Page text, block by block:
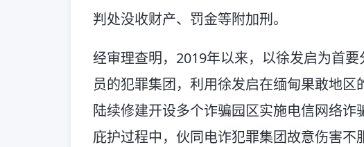
判处没收财产、罚金等附加刑。
经审理查明，2019年以来，以徐发启为首
员的犯罪集团，利用徐发启在缅甸果敢地区
陆续修建开设多个诈骗园区实施电信网络
庇护过程中，伙同电诈犯罪集团故意伤害